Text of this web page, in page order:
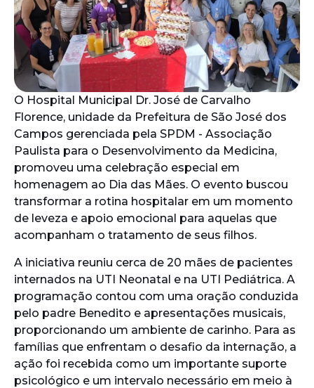
O Hospital Municipal Dr. José de Carvalho
Florence, unidade da Prefeitura de São José dos
Campos gerenciada pela SPDM - Associação
Paulista para o Desenvolvimento da Medicina,
promoveu uma celebração especial em
homenagem ao Dia das Mães. O evento buscou
transformar a rotina hospitalar em um momento
de leveza e apoio emocional para aquelas que
acompanham o tratamento de seus filhos.
A iniciativa reuniu cerca de 20 mães de pacientes
internados na UTI Neonatal e na UTI Pediátrica. A
programação contou com uma oração conduzida
pelo padre Benedito e apresentações musicais,
proporcionando um ambiente de carinho. Para as
famílias que enfrentam o desafio da internação, a
ação foi recebida como um importante suporte
psicológico e um intervalo necessário em meio à